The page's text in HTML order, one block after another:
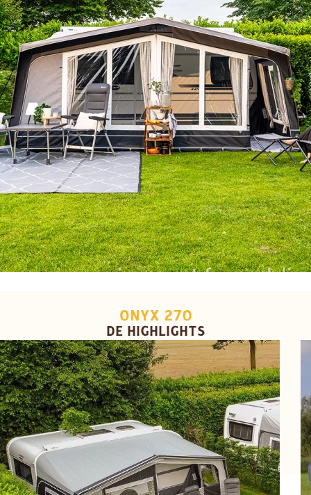
ONYX 270
DE HIGHLIGHTS